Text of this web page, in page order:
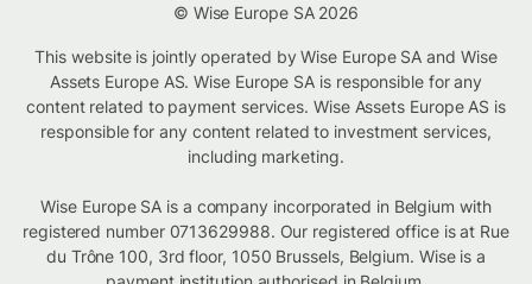
© Wise Europe SA 2026
This website is jointly operated by Wise Europe SA and Wise
Assets Europe AS. Wise Europe SA is responsible for any
content related to payment services. Wise Assets Europe AS is
responsible for any content related to investment services,
including marketing.
Wise Europe SA is a company incorporated in Belgium with
registered number 0713629988. Our registered office is at Rue
du Trône 100, 3rd floor, 1050 Brussels, Belgium. Wise is a